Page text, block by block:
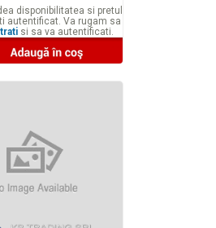
disponibilitatea si pretul
autentificat. Va rugam sa
si sa va autentificati.